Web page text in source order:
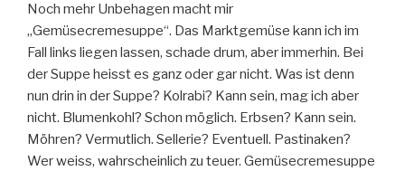
Noch mehr Unbehagen macht mir
„Gemüsecremesuppe“. Das Marktgemüse kann ich im
Fall links liegen lassen, schade drum, aber immerhin. Bei
der Suppe heisst es ganz oder gar nicht. Was ist denn
nun drin in der Suppe? Kolrabi? Kann sein, mag ich aber
nicht. Blumenkohl? Schon möglich. Erbsen? Kann sein.
Möhren? Vermutlich. Sellerie? Eventuell. Pastinaken?
Wer weiss, wahrscheinlich zu teuer. Gemüsecremesuppe